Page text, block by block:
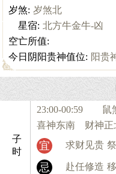
岁煞: 岁煞北
星宿: 北方牛金牛-凶
空亡所值:
今日阴阳贵神值位: 阳贵
子
时
23:00-00:59 鼠
喜神东南 财神正
宜 求财见贵
忌 赴任修造